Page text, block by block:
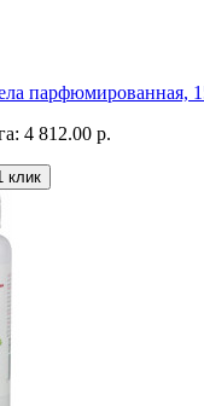
парфюмированная,
4 812.00 р.
клик